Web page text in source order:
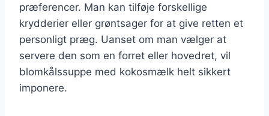
præferencer. Man kan tilføje forskellige
krydderier eller grøntsager for at give retten et
personligt præg. Uanset om man vælger at
servere den som en forret eller hovedret, vil
blomkålssuppe med kokosmælk helt sikkert
imponere.